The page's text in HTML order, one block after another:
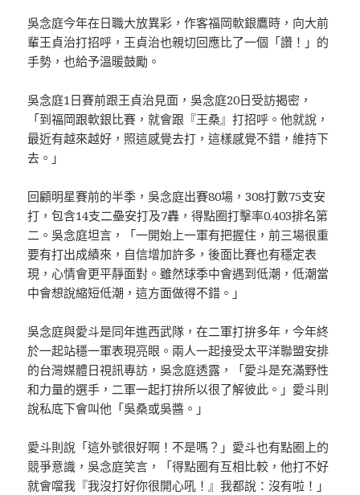
吳念庭今年在日職大放異彩，作客福岡軟銀鷹時，向大前
輩王貞治打招呼，王貞治也親切回應比了一個「讚！」的
手勢，也給予溫暖鼓勵。
吳念庭1日賽前跟王貞治見面，吳念庭20日受訪揭密，
「到福岡跟軟銀比賽，就會跟『王桑』打招呼。他就說，
最近有越來越好，照這感覺去打，這樣感覺不錯，維持下
去。」
回顧明星賽前的半季，吳念庭出賽80場，308打數75支安
打，包含14支二壘安打及7轟，得點圈打擊率0.403排名第
二。吳念庭坦言，「一開始上一軍有把握住，前三場很重
要有打出成績來，自信增加許多，後面比賽也有穩定表
現，心情會更平靜面對。雖然球季中會遇到低潮，低潮當
中會想說縮短低潮，這方面做得不錯。」
吳念庭與愛斗是同年進西武隊，在二軍打拚多年，今年終
於一起站穩一軍表現亮眼。兩人一起接受太平洋聯盟安排
的台灣媒體日視訊專訪，吳念庭透露，「愛斗是充滿野性
和力量的選手，二軍一起打拚所以很了解彼此。」愛斗則
說私底下會叫他「吳桑或吳醬。」
愛斗則說「這外號很好啊！不是嗎？」愛斗也有點圈上的
競爭意識，吳念庭笑言，「得點圈有互相比較，他打不好
就會噹我『我沒打好你很開心吼！』我都說：沒有啦！」